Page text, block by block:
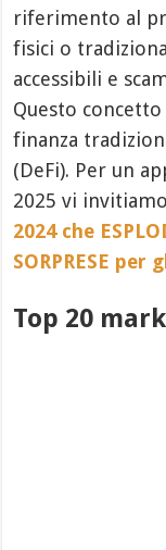
riferimento al
fisici o
accessibili e
Questo
finanza
(DeFi). Per un
2025 vi
2024 che
SORPRESE
Top 20